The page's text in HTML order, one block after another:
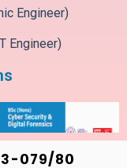
Engineer)
Engineer)
०७९/८०